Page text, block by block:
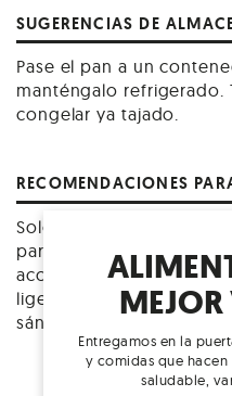
SUGERENCIAS DE
Pase el pan a un
manténgalo refrigerado.
congelar ya tajado.
RECOMENDACIONES
Solo, con mantequilla
para hacer tostadas con
acompañar sopas y
ligeramente para hacerlo
sánduches.
Entregamos en la
y comidas que
saludable,